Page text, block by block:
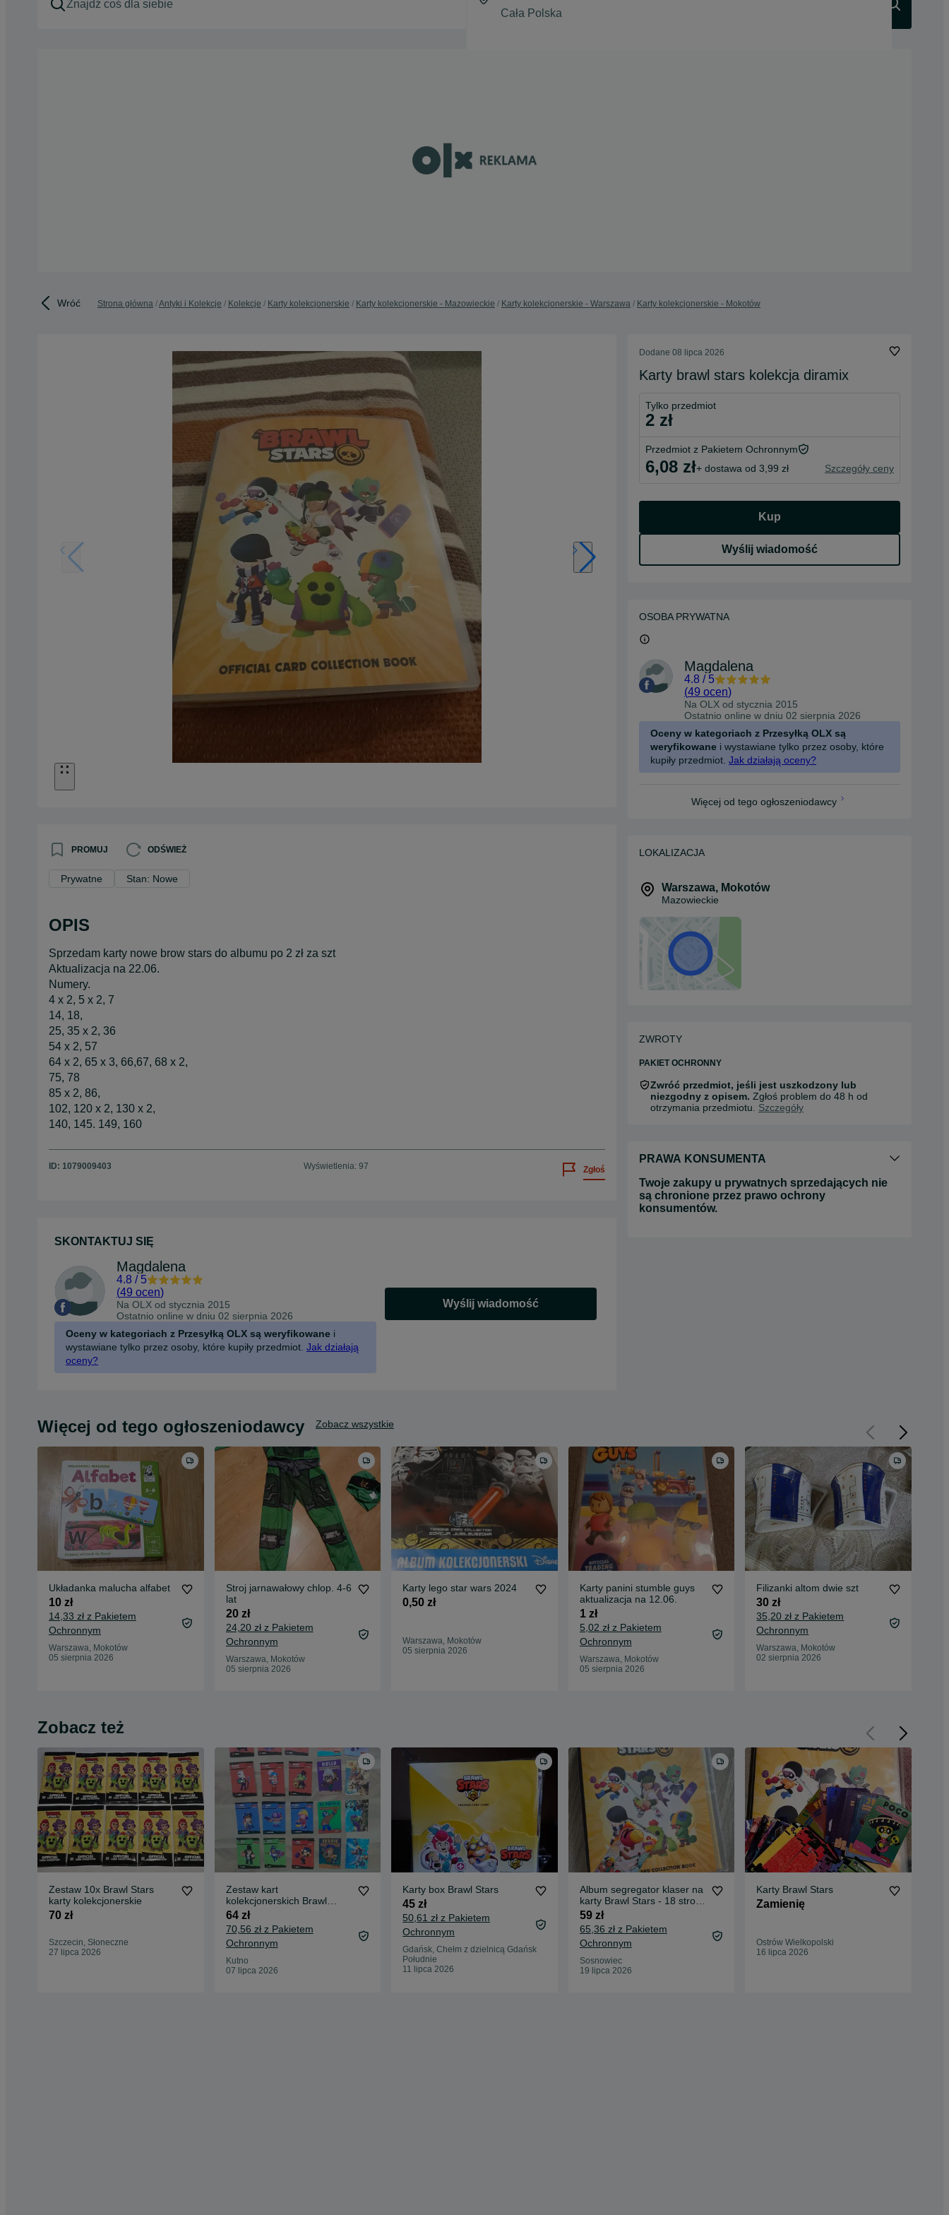
Wróć Strona główna Antyki i Kolekcje Kolekcje Karty kolekcjonerskie Karty kolekcjonerskie - Mazowieckie Karty kolekcjonerskie - Warszawa Karty kolekcjonerskie - Mokotów
PROMUJ ODŚWIEŻ
Prywatne Stan: Nowe
OPIS
Sprzedam karty nowe brow stars do albumu po 2 zł za szt
Aktualizacja na 22.06.
Numery.
4 x 2, 5 x 2, 7
14, 18,
25, 35 x 2, 36
54 x 2, 57
64 x 2, 65 x 3, 66,67, 68 x 2,
75, 78
85 x 2, 86,
102, 120 x 2, 130 x 2,
140, 145. 149, 160
ID: 1079009403 Wyświetlenia: 97 Zgłoś
SKONTAKTUJ SIĘ
Magdalena
4.8 / 5
(49 ocen)
Na OLX od stycznia 2015
Ostatnio online w dniu 02 sierpnia 2026
Oceny w kategoriach z Przesyłką OLX są weryfikowane i
wystawiane tylko przez osoby, które kupiły przedmiot. Jak działają
oceny?
Wyślij wiadomość
Dodane 08 lipca 2026
Karty brawl stars kolekcja diramix
Tylko przedmiot
2 zł
Przedmiot z Pakietem Ochronnym
6,08 zł+ dostawa od 3,99 zł Szczegóły ceny
Kup
Wyślij wiadomość
OSOBA PRYWATNA
Magdalena
4.8 / 5
(49 ocen)
Na OLX od stycznia 2015
Ostatnio online w dniu 02 sierpnia 2026
Oceny w kategoriach z Przesyłką OLX są
weryfikowane i wystawiane tylko przez osoby, które
kupiły przedmiot. Jak działają oceny?
Więcej od tego ogłoszeniodawcy
LOKALIZACJA
Warszawa, Mokotów
Mazowieckie
ZWROTY
PAKIET OCHRONNY
Zwróć przedmiot, jeśli jest uszkodzony lub
niezgodny z opisem. Zgłoś problem do 48 h od
otrzymania przedmiotu. Szczegóły
PRAWA KONSUMENTA
Twoje zakupy u prywatnych sprzedających nie
są chronione przez prawo ochrony
konsumentów.
Więcej od tego ogłoszeniodawcy Zobacz wszystkie
Układanka malucha alfabet
10 zł
14,33 zł z Pakietem
Ochronnym
Warszawa, Mokotów
05 sierpnia 2026
Stroj jarnawałowy chlop. 4-6
lat
20 zł
24,20 zł z Pakietem
Ochronnym
Warszawa, Mokotów
05 sierpnia 2026
Karty lego star wars 2024
0,50 zł
Warszawa, Mokotów
05 sierpnia 2026
Karty panini stumble guys
aktualizacja na 12.06.
1 zł
5,02 zł z Pakietem
Ochronnym
Warszawa, Mokotów
05 sierpnia 2026
Filizanki altom dwie szt
30 zł
35,20 zł z Pakietem
Ochronnym
Warszawa, Mokotów
02 sierpnia 2026
Zobacz też
Zestaw 10x Brawl Stars
karty kolekcjonerskie
70 zł
Szczecin, Słoneczne
27 lipca 2026
Zestaw kart
kolekcjonerskich Brawl
Stars
64 zł
70,56 zł z Pakietem
Ochronnym
Kutno
07 lipca 2026
Karty box Brawl Stars
45 zł
50,61 zł z Pakietem
Ochronnym
Gdańsk, Chełm z dzielnicą Gdańsk
Południe
11 lipca 2026
Album segregator klaser na
karty Brawl Stars - 18 stron
/ NOWY
59 zł
65,36 zł z Pakietem
Ochronnym
Sosnowiec
19 lipca 2026
Karty Brawl Stars
Zamienię
Ostrów Wielkopolski
16 lipca 2026